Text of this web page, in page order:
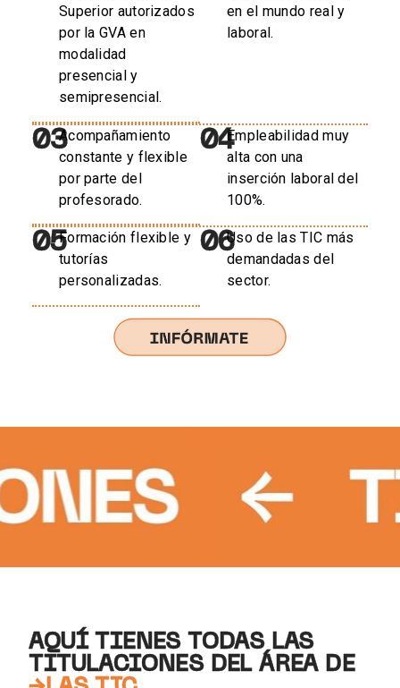
Superior autorizados
por la GVA en
modalidad
presencial y
semipresencial.
en el mundo real y
laboral.
03Acompañamiento
constante y flexible
por parte del
profesorado.
04Empleabilidad muy
alta con una
inserción laboral del
100%.
05Formación flexible y
tutorías
personalizadas.
06Uso de las TIC más
demandadas del
sector.
AQUÍ TIENES TODAS LAS
TITULACIONES DEL ÁREA DE